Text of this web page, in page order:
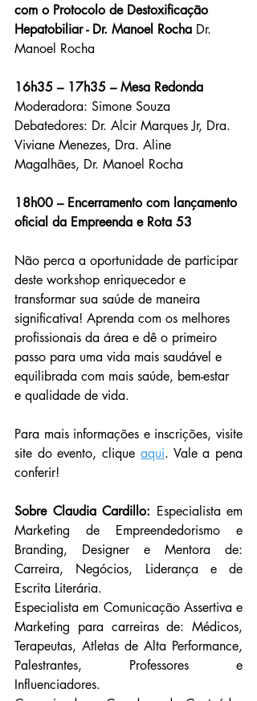
com o Protocolo de Destoxificação
Hepatobiliar - Dr. Manoel Rocha Dr.
Manoel Rocha
16h35 – 17h35 – Mesa Redonda
Moderadora: Simone Souza
Debatedores: Dr. Alcir Marques Jr, Dra.
Viviane Menezes, Dra. Aline
Magalhães, Dr. Manoel Rocha
18h00 – Encerramento com lançamento
oficial da Empreenda e Rota 53
Não perca a oportunidade de participar
deste workshop enriquecedor e
transformar sua saúde de maneira
significativa! Aprenda com os melhores
profissionais da área e dê o primeiro
passo para uma vida mais saudável e
equilibrada com mais saúde, bem-estar
e qualidade de vida.
Para mais informações e inscrições, visite
site do evento, clique aqui. Vale a pena
conferir!
Sobre Claudia Cardillo: Especialista em
Marketing de Empreendedorismo e
Branding, Designer e Mentora de:
Carreira, Negócios, Liderança e de
Escrita Literária.
Especialista em Comunicação Assertiva e
Marketing para carreiras de: Médicos,
Terapeutas, Atletas de Alta Performance,
Palestrantes, Professores e
Influenciadores.